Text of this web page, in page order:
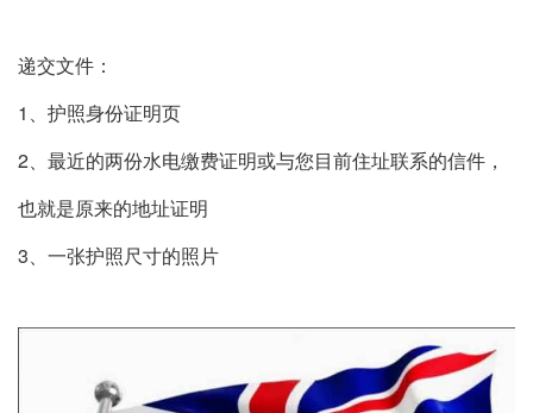
递交文件：
1、护照身份证明页
2、最近的两份水电缴费证明或与您目前住址联系的信件，
也就是原来的地址证明
3、一张护照尺寸的照片